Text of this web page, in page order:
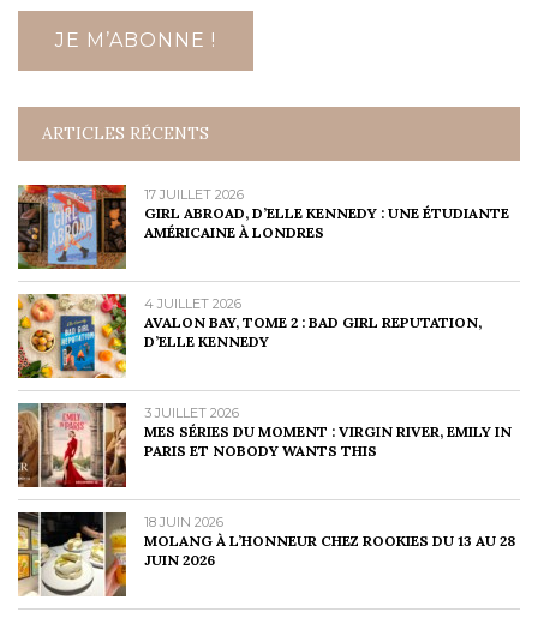
ARTICLES RÉCENTS
17 JUILLET 2026
GIRL ABROAD, D’ELLE KENNEDY : UNE ÉTUDIANTE
AMÉRICAINE À LONDRES
4 JUILLET 2026
AVALON BAY, TOME 2 : BAD GIRL REPUTATION,
D’ELLE KENNEDY
3 JUILLET 2026
MES SÉRIES DU MOMENT : VIRGIN RIVER, EMILY IN
PARIS ET NOBODY WANTS THIS
18 JUIN 2026
MOLANG À L’HONNEUR CHEZ ROOKIES DU 13 AU 28
JUIN 2026